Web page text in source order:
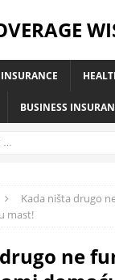
BUSINESS
Kada ništa drugo
mast!
ne